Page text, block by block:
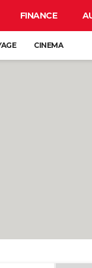
FINANCE
CINEMA